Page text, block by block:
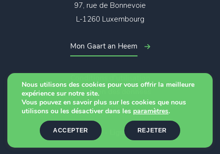
97, rue de Bonnevoie
L-1260 Luxembourg
Mon Gaart an Heem
© 2026 - Ligue CTF
Protection des données
Cookies
Nous utilisons des cookies pour vous offrir la meilleure
expérience sur notre site.
Vous pouvez en savoir plus sur les cookies que nous
utilisons ou les désactiver dans les paramètres.
ACCEPTER REJETER